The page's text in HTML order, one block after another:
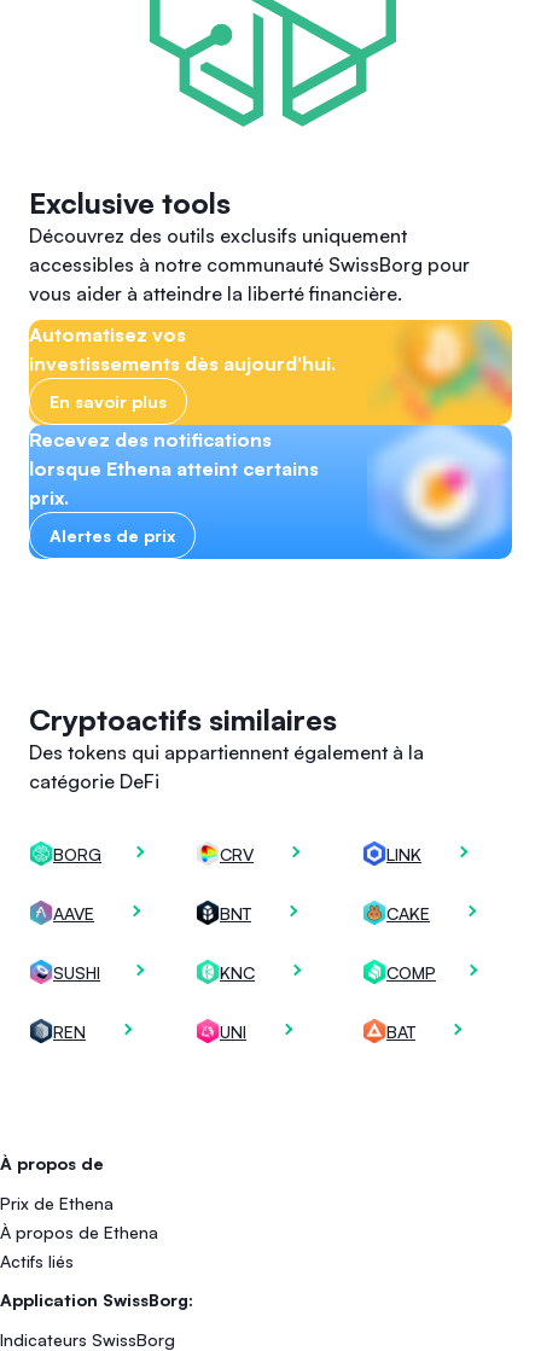
À propos de
Prix de Ethena
À propos de Ethena
Actifs liés
Application SwissBorg:
Indicateurs SwissBorg
Exclusive tools
Découvrez des outils exclusifs uniquement
accessibles à notre communauté SwissBorg pour
vous aider à atteindre la liberté financière.
Automatisez vos
investissements dès aujourd'hui.
En savoir plus
Recevez des notifications
lorsque Ethena atteint certains
prix.
Alertes de prix
Cryptoactifs similaires
Des tokens qui appartiennent également à la
catégorie DeFi
BORG CRV LINK
AAVE BNT CAKE
SUSHI KNC COMP
REN UNI BAT